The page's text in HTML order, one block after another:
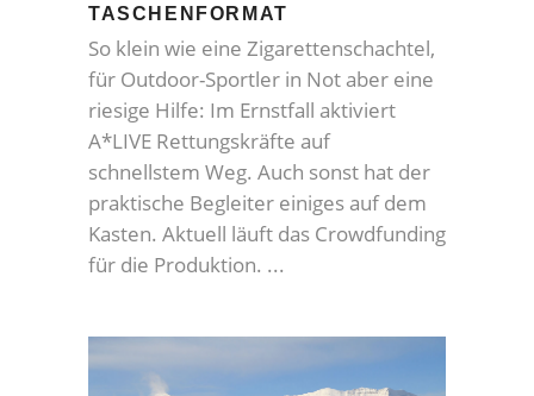
TASCHENFORMAT
So klein wie eine Zigarettenschachtel,
für Outdoor-Sportler in Not aber eine
riesige Hilfe: Im Ernstfall aktiviert
A*LIVE Rettungskräfte auf
schnellstem Weg. Auch sonst hat der
praktische Begleiter einiges auf dem
Kasten. Aktuell läuft das Crowdfunding
für die Produktion.